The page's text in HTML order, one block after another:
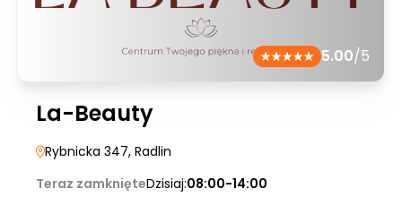
5.00/5
La-Beauty
Rybnicka 347, Radlin
Teraz zamknięteDzisiaj:08:00-14:00